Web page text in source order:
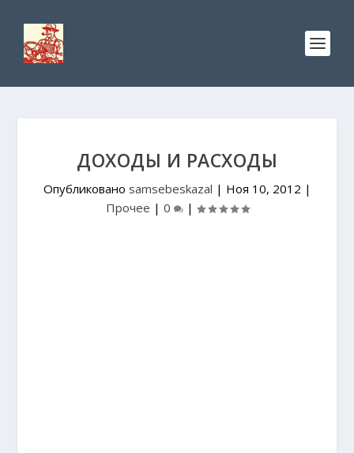
ДОХОДЫ И РАСХОДЫ
Опубликовано samsebeskazal | Ноя 10, 2012 |
Прочее | 0 |